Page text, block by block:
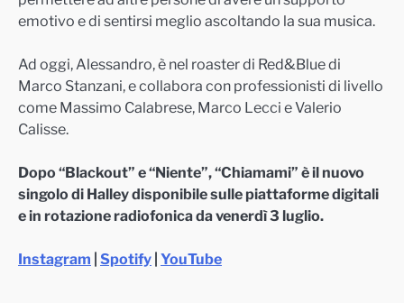
emotivo e di sentirsi meglio ascoltando la sua musica.
Ad oggi, Alessandro, è nel roaster di Red&Blue di
Marco Stanzani, e collabora con professionisti di livello
come Massimo Calabrese, Marco Lecci e Valerio
Calisse.
Dopo “Blackout” e “Niente”, “Chiamami” è il nuovo
singolo di Halley disponibile sulle piattaforme digitali
e in rotazione radiofonica da venerdì 3 luglio.
Instagram | Spotify | YouTube